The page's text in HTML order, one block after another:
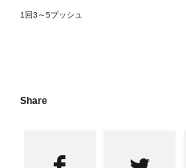
1回3～5プッシュ
Share